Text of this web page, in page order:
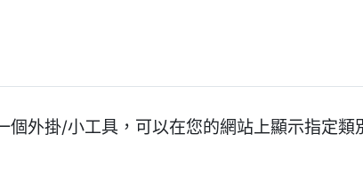
外掛/小工具，可以在您的網站上顯示指定類